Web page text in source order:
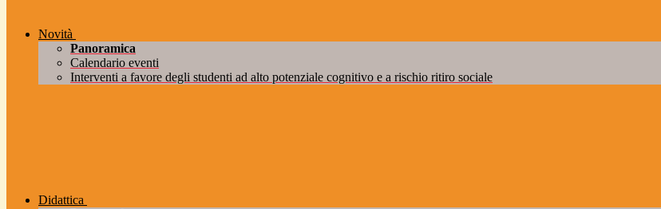
Novità
Panoramica
Calendario eventi
Interventi a favore degli studenti ad alto potenziale cognitivo e a rischio ritiro sociale
Didattica